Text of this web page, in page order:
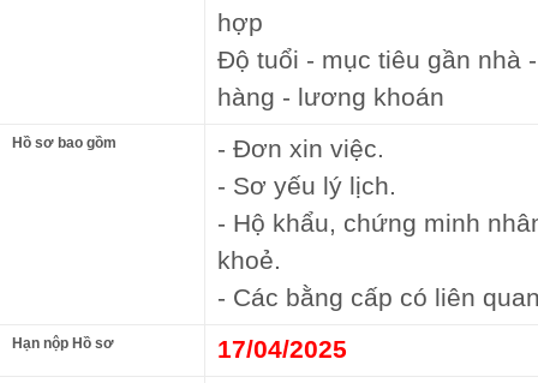
hợp
Độ tuổi - mục tiêu gần nhà
hàng - lương khoán
Hồ sơ bao gồm
- Đơn xin việc.
- Sơ yếu lý lịch.
- Hộ khẩu, chứng minh
khoẻ.
- Các bằng cấp có liên
Hạn nộp Hồ sơ 17/04/2025